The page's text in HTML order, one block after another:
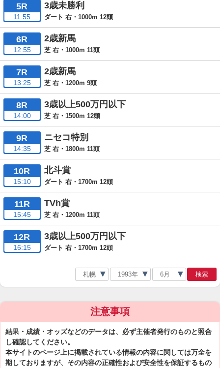
5R
11:55
3歳未勝利
ダート 右・1000m 12頭
6R
12:55
2歳新馬
芝 右・1000m 11頭
7R
13:25
2歳新馬
芝 右・1200m 9頭
8R
14:00
3歳以上500万円以下
芝 右・1500m 12頭
9R
14:35
ニセコ特別
芝 右・1800m 11頭
10R
15:10
北斗賞
ダート 右・1700m 12頭
11R
15:45
TVh賞
芝 右・1200m 11頭
12R
16:15
3歳以上500万円以下
ダート 右・1700m 12頭
検索
注意事項
結果・成績・オッズなどのデータは、必ず主催者発行のものと照合
し確認してください。
本サイトのページ上に掲載されている情報の内容に関しては万全を
期しておりますが、その内容の正確性および安全性を保証するもの